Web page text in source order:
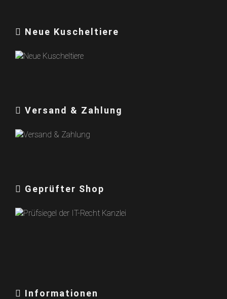
Neue Kuscheltiere
Versand & Zahlung
Geprüfter Shop
Informationen